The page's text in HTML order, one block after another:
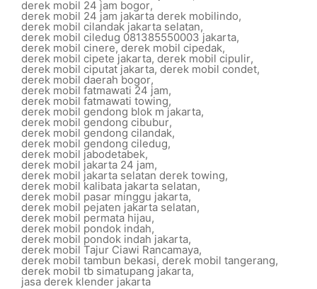
derek mobil 24 jam bogor,
derek mobil 24 jam jakarta derek mobilindo,
derek mobil cilandak jakarta selatan,
derek mobil ciledug 081385550003 jakarta,
derek mobil cinere,derek mobil cipedak,
derek mobil cipete jakarta, derek mobil cipulir,
derek mobil ciputat jakarta, derek mobil condet,
derek mobil daerah bogor,
derek mobil fatmawati 24 jam,
derek mobil fatmawati towing,
derek mobil gendong blok m jakarta,
derek mobil gendong cibubur,
derek mobil gendong cilandak,
derek mobil gendong ciledug,
derek mobil jabodetabek,
derek mobil jakarta 24 jam,
derek mobil jakarta selatan derek towing,
derek mobil kalibata jakarta selatan,
derek mobil pasar minggu jakarta,
derek mobil pejaten jakarta selatan,
derek mobil permata hijau,
derek mobil pondok indah,
derek mobil pondok indah jakarta,
derek mobil Tajur Ciawi Rancamaya,
derek mobil tambun bekasi, derek mobil tangerang,
derek mobil tb simatupang jakarta,
jasa derek klender jakarta